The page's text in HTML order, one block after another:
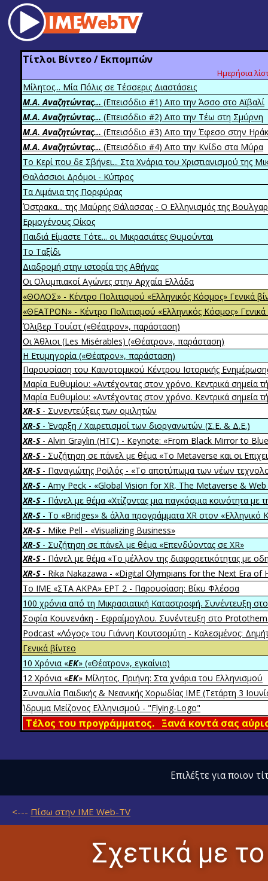
Τίτλοι Βίντεο / Εκπομπών
Ημερήσια
Mίλητος... Mία Πόλις σε Tέσσερις Διαστάσεις
M.A. Aναζητώντας... (Eπεισόδιο #1) Απο την Άσσο στο Αϊβαλί
M.A. Aναζητώντας... (Eπεισόδιο #2) Απο την Τέω στη Σμύρνη
M.A. Aναζητώντας... (Eπεισόδιο #3) Απο την Έφεσο στην
M.A. Aναζητώντας... (Eπεισόδιο #4) Απο την Κνίδο στα Μύρα
Το Κερί που δε Σβήνει... Στα Χνάρια του Χριστιανισμού της
Θαλάσσιοι Δρόμοι - Κύπρος
Tα Λιμάνια της Πορφύρας
Όστρακα... της Μαύρης Θάλασσας - Ο Ελληνισμός της
Ερμογένους Οίκος
Παιδιά Είμαστε Τότε... οι Μικρασιάτες Θυμούνται
Το Ταξίδι
Διαδρομή στην ιστορία της Αθήνας
Οι Ολυμπιακοί Αγώνες στην Αρχαία Ελλάδα
«ΘΟΛΟΣ» - Κέντρο Πολιτισμού «Ελληνικός Κόσμος» Γενικά
«ΘΕΑΤΡΟΝ» - Κέντρο Πολιτισμού «Ελληνικός Κόσμος» Γενικά
Όλιβερ Τουίστ («Θέατρον», παράσταση)
Οι Άθλιοι (Les Misérables) («Θέατρον», παράσταση)
Η Ετυμηγορία («Θέατρον», παράσταση)
Παρουσίαση του Καινοτομικού Κέντρου Ιστορικής
Μαρία Ευθυμίου: «Αντέχοντας στον χρόνο. Κεντρικά σημεία
Μαρία Ευθυμίου: «Αντέχοντας στον χρόνο. Κεντρικά σημεία
XR-S- Συνεντεύξεις των ομιλητών
XR-S- Έναρξη / Χαιρετισμοί των διοργανωτών (Σ.Ε. & Δ.Ε.)
XR-S- Alvin Graylin (HTC) - Keynote: «From Black Mirror to
XR-S- Συζήτηση σε πάνελ με θέμα «Το Metaverse και οι
XR-S- Παναγιώτης Ροϊλός - «Το αποτύπωμα των νέων
XR-S- Amy Peck - «Global Vision for XR, The Metaverse & Web
XR-S- Πάνελ με θέμα «Χτίζοντας μια παγκόσμια κοινότητα με
XR-S- Το «Bridges» & άλλα προγράμματα XR στον «Ελληνικό
XR-S- Mike Pell - «Visualizing Business»
XR-S- Συζήτηση σε πάνελ με θέμα «Επενδύοντας σε XR»
XR-S- Πάνελ με θέμα «Το μέλλον της διαφορετικότητας με
XR-S- Rika Nakazawa - «Digital Olympians for the Next Era of
Το ΙΜΕ «ΣΤΑ ΑΚΡΑ» ΕΡΤ 2 - Παρουσίαση: Βίκυ Φλέσσα
100 χρόνια από τη Μικρασιατική Καταστροφή. Συνέντευξη
Σοφία Κουνενάκη - Εφραίμογλου. Συνέντευξη στο
Podcast «Λόγος» του Γιάννη Κουτσομύτη - Καλεσμένος:
Γενικά βίντεο
10 Χρόνια «EK» («Θέατρον», εγκαίνια)
12 Χρόνια «EK» Μίλητος, Πριήνη: Στα χνάρια του Ελληνισμού
Συναυλία Παιδικής & Νεανικής Χορωδίας ΙΜΕ (Τετάρτη 3
Ίδρυμα Μείζονος Ελληνισμού - "Flying-Logo"
Τέλος του προγράμματος. Ξανά κοντά σας
Επιλέξτε για ποιον
<--- Πίσω στην IME Web-TV
Σχετικά με